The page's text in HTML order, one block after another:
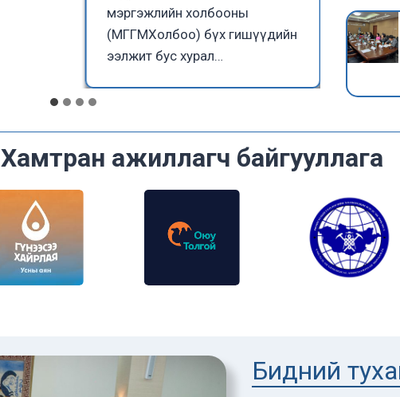
мэргэжлийн холбооны
(МГГМХолбоо) бүх гишүүдийн
ээлжит бус хурал…
Хамтран ажиллагч байгууллага
Бидний